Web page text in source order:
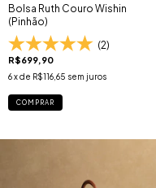
Bolsa Ruth Couro Wishin
(Pinhão)
(2)
R$699,90
6x de R$116,65 sem juros
COMPRAR